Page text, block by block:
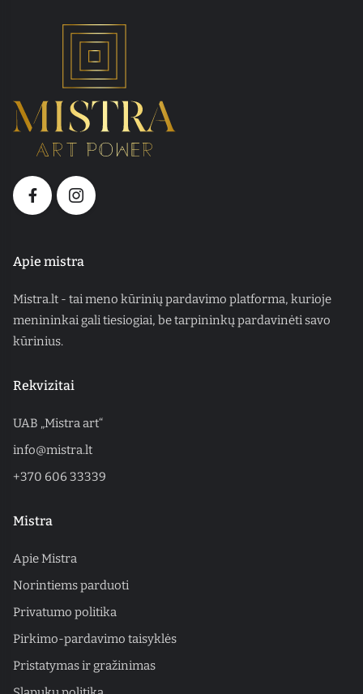
Apie mistra
Mistra.lt - tai meno kūrinių pardavimo platforma, kurioje
menininkai gali tiesiogiai, be tarpininkų pardavinėti savo
kūrinius.
Rekvizitai
UAB „Mistra art“
info@mistra.lt
+370 606 33339
Mistra
Apie Mistra
Norintiems parduoti
Privatumo politika
Pirkimo-pardavimo taisyklės
Pristatymas ir gražinimas